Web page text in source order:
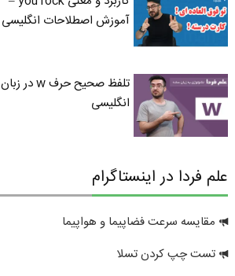
آموزش اصطلاحات انگلیسی
تلفظ صحیح حرف w در زبان
انگلیسی
علم فردا در اینستاگرام
مقایسه سرعت فضاپیما و هواپیما
تست چپ کردن تسلا